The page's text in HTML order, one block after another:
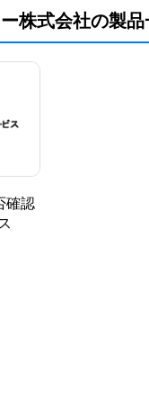
株式会社の製
確認